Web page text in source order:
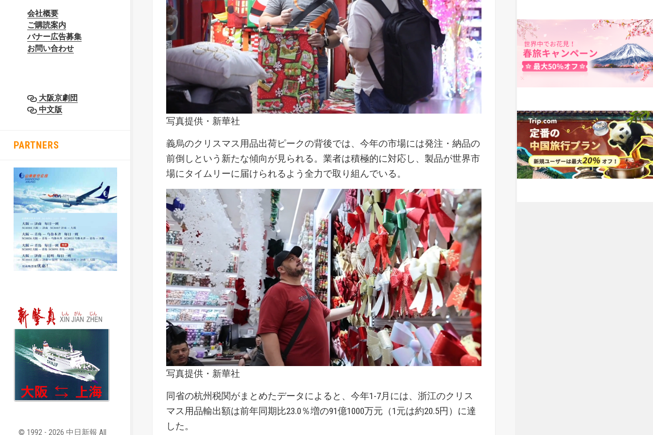
会社概要
ご購読案内
バナー広告募集
お問い合わせ
大阪京劇団
中文版
PARTNERS
© 1992 - 2026 中日新報 All
写真提供・新華社
義烏のクリスマス用品出荷ピークの背後では、今年の市場には発注・納品の
前倒しという新たな傾向が見られる。業者は積極的に対応し、製品が世界市
場にタイムリーに届けられるよう全力で取り組んでいる。
写真提供・新華社
同省の杭州税関がまとめたデータによると、今年1-7月には、浙江のクリス
マス用品輸出額は前年同期比23.0％増の91億1000万元（1元は約20.5円）に達
した。